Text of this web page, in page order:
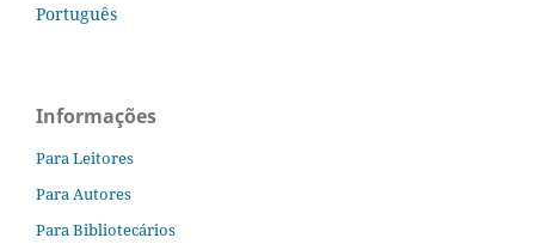
Português
Informações
Para Leitores
Para Autores
Para Bibliotecários